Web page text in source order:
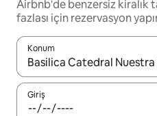
Airbnb'de benzersiz kiralık
fazlası için rezervasyon
Konum
Sonuçlar kullanılabilir
Giriş